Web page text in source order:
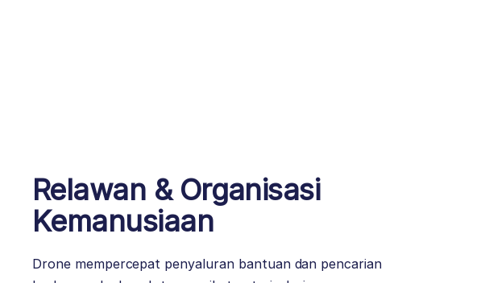
Relawan & Organisasi
Kemanusiaan
Drone mempercepat penyaluran bantuan dan pencarian